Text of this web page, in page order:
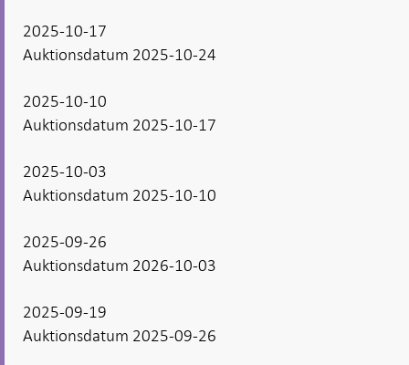
2025-10-17
Auktionsdatum 2025-10-24
2025-10-10
Auktionsdatum 2025-10-17
2025-10-03
Auktionsdatum 2025-10-10
2025-09-26
Auktionsdatum 2026-10-03
2025-09-19
Auktionsdatum 2025-09-26